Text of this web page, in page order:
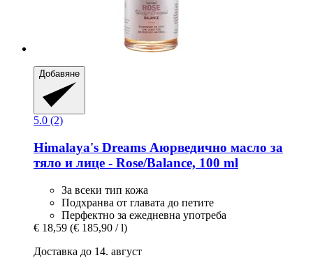
Добавяне
5.0 (2)
Himalaya's Dreams Аюрведично масло за
тяло и лице -​ Rose/Balance, 100 ml
За всеки тип кожа
Подхранва от главата до петите
Перфектно за ежедневна употреба
€ 18,59 (€ 185,90 / l)
Доставка до 14. август